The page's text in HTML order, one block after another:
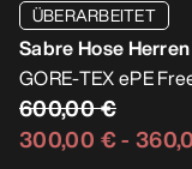
ÜBERARBEITET
Sabre Hose Herren
GORE-TEX ePE
600,00 €
300,00 €-